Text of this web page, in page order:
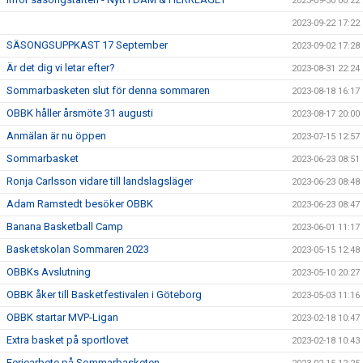
2023-09-22 17:22
SÄSONGSUPPKAST 17 September 2023-09-02 17:28
Är det dig vi letar efter? 2023-08-31 22:24
Sommarbasketen slut för denna sommaren 2023-08-18 16:17
OBBK håller årsmöte 31 augusti 2023-08-17 20:00
Anmälan är nu öppen 2023-07-15 12:57
Sommarbasket 2023-06-23 08:51
Ronja Carlsson vidare till landslagsläger 2023-06-23 08:48
Adam Ramstedt besöker OBBK 2023-06-23 08:47
Banana Basketball Camp 2023-06-01 11:17
Basketskolan Sommaren 2023 2023-05-15 12:48
OBBKs Avslutning 2023-05-10 20:27
OBBK åker till Basketfestivalen i Göteborg 2023-05-03 11:16
OBBK startar MVP-Ligan 2023-02-18 10:47
Extra basket på sportlovet 2023-02-18 10:43